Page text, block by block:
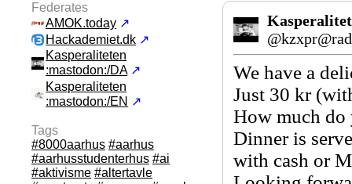
Federates
AMOK.today ↗
Hackademiet.dk ↗
Kasperaliteten
:mastodon:/DA ↗
Kasperaliteten
:mastodon:/EN ↗
Tags
#8000aarhus #aarhus
#aarhusstudenterhus #ai
#aktivisme #altertavle
We have a
Just 30 kr
How much do
Dinner is
with cash or